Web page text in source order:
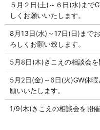
５月２日(土)～６日(水)まで
しくお願いいたします。
8月13日(水)～17日(日)まで
ろしくお願い致します。
5月8日(木)きこえの相談会を
5月2日(金)～6日(火)GW休
願いいたします。
1/9(木)きこえの相談会を開催